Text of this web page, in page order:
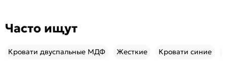
Часто ищут
Кровати двуспальные МДФ Жесткие Кровати синие